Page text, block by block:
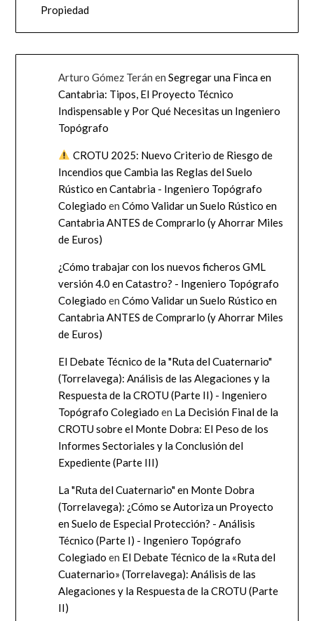
Propiedad
Arturo Gómez Terán enSegregar una Finca en
Cantabria: Tipos, El Proyecto Técnico
Indispensable y Por Qué Necesitas un Ingeniero
Topógrafo
CROTU 2025: Nuevo Criterio de Riesgo de
Incendios que Cambia las Reglas del Suelo
Rústico en Cantabria - Ingeniero Topógrafo
Colegiado enCómo Validar un Suelo Rústico en
Cantabria ANTES de Comprarlo (y Ahorrar Miles
de Euros)
¿Cómo trabajar con los nuevos ficheros GML
versión 4.0 en Catastro? - Ingeniero Topógrafo
Colegiado enCómo Validar un Suelo Rústico en
Cantabria ANTES de Comprarlo (y Ahorrar Miles
de Euros)
El Debate Técnico de la "Ruta del Cuaternario"
(Torrelavega): Análisis de las Alegaciones y la
Respuesta de la CROTU (Parte II) - Ingeniero
Topógrafo Colegiado en La Decisión Final de la
CROTU sobre el Monte Dobra: El Peso de los
Informes Sectoriales y la Conclusión del
Expediente (Parte III)
La "Ruta del Cuaternario" en Monte Dobra
(Torrelavega): ¿Cómo se Autoriza un Proyecto
en Suelo de Especial Protección? - Análisis
Técnico (Parte I) - Ingeniero Topógrafo
Colegiado en El Debate Técnico de la «Ruta del
Cuaternario» (Torrelavega): Análisis de las
Alegaciones y la Respuesta de la CROTU (Parte
II)